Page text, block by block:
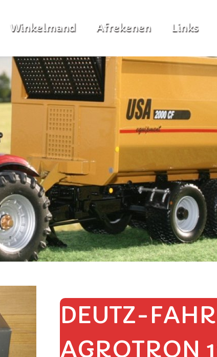
DEUTZ-FAHR
AGROTRON
Winkelmand Afrekenen Links